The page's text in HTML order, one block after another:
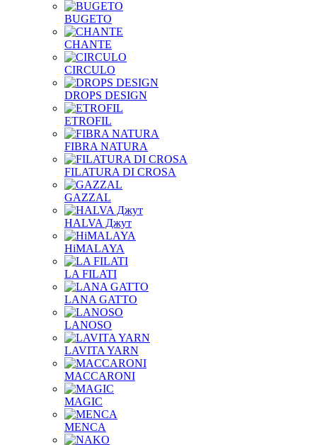
BUGETO
CHANTE
CIRCULO
DROPS DESIGN
ETROFIL
FIBRA NATURA
FILATURA DI CROSA
GAZZAL
HALVA Джут
HiMALAYA
LA FILATI
LANA GATTO
LANOSO
LAVITA YARN
MACCARONI
MAGIC
MENCA